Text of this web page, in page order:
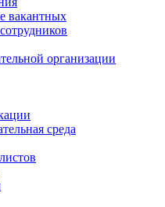
вакантных
организации
среда